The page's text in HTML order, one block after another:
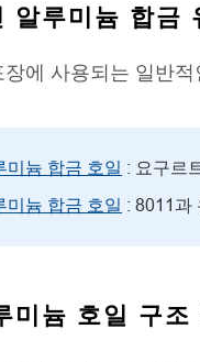
알루미늄 합금
장에 사용되는 일반
미늄 합금 호일 : 요구르
미늄 합금 호일 : 8011과
미늄 호일 구조